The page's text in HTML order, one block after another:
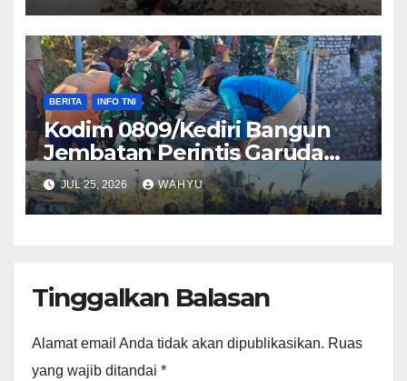
BERITA INFO TNI
Kodim 0809/Kediri Bangun
Jembatan Perintis Garuda
Merah Putih, Wujud Nyata
Bhakti TNI Perkuat Akses dan
Ekonomi Warga
JUL 25, 2026 WAHYU
Tinggalkan Balasan
Alamat email Anda tidak akan dipublikasikan. Ruas
yang wajib ditandai *